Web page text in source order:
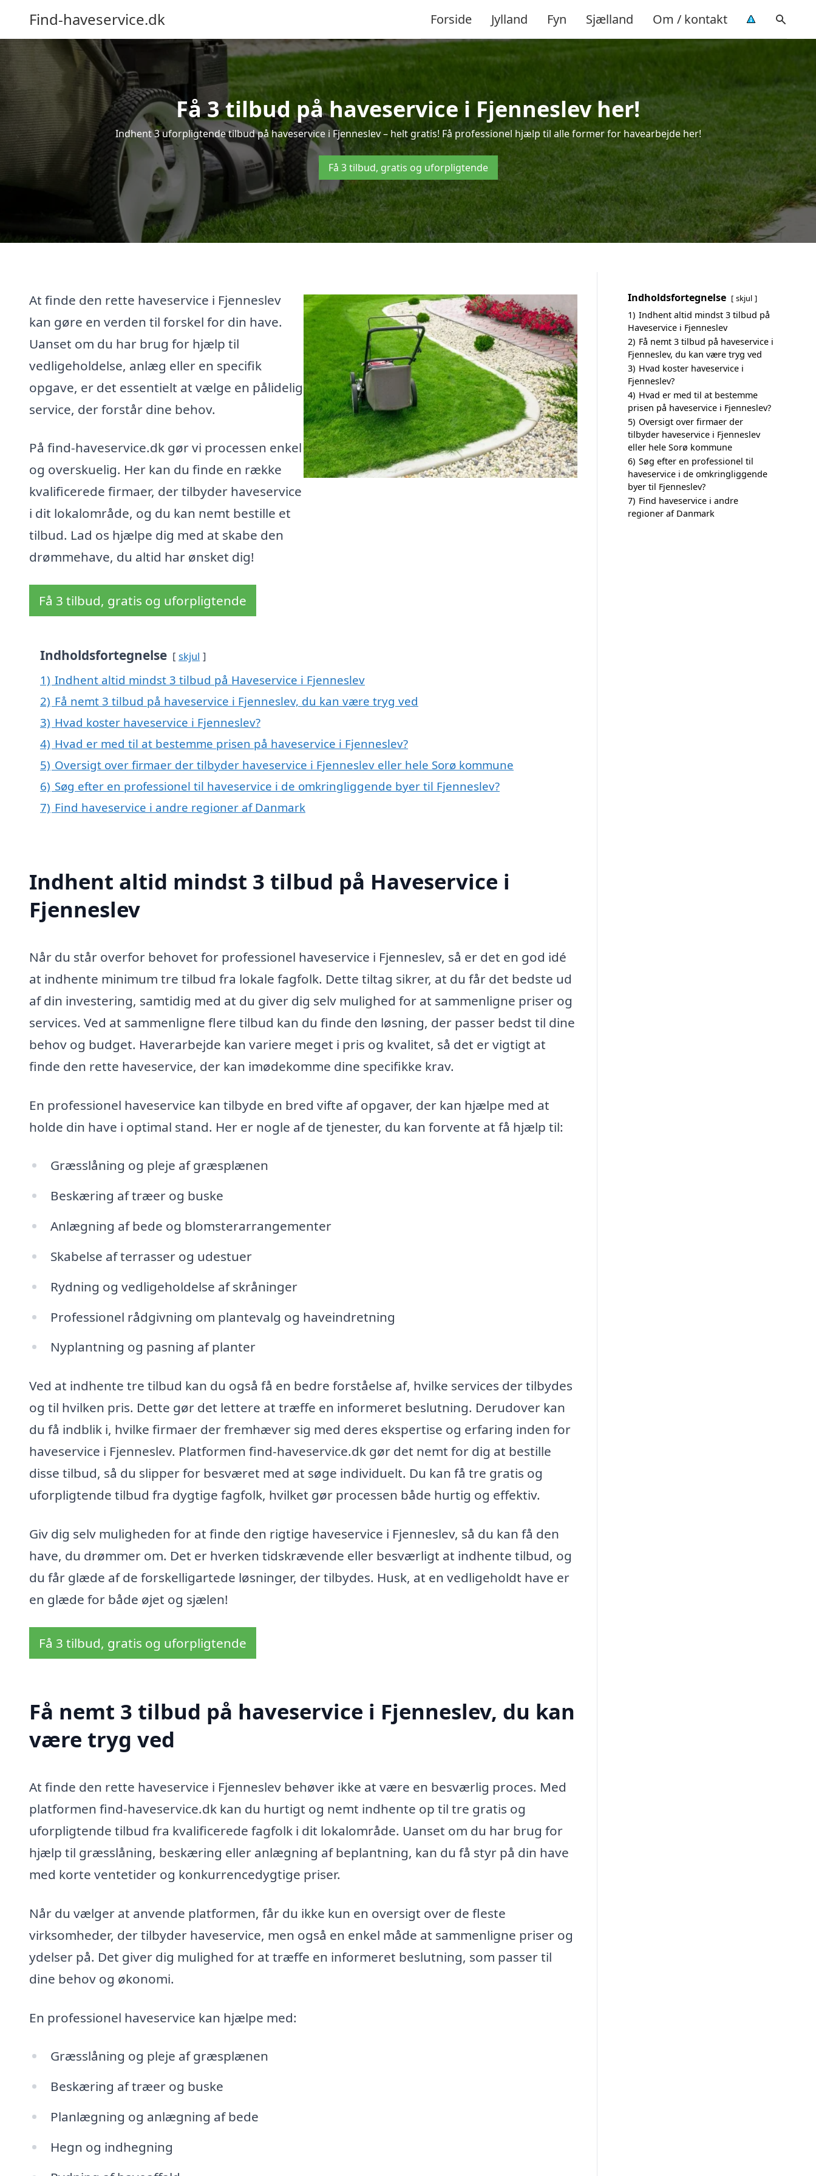
Find-haveservice.dk Forside Jylland Fyn Sjælland Om / kontakt
Få 3 tilbud på haveservice i Fjenneslev her!
Indhent 3 uforpligtende tilbud på haveservice i Fjenneslev – helt gratis! Få professionel hjælp til alle former for havearbejde her!
Få 3 tilbud, gratis og uforpligtende
At finde den rette haveservice i Fjenneslev
kan gøre en verden til forskel for din have.
Uanset om du har brug for hjælp til
vedligeholdelse, anlæg eller en specifik
opgave, er det essentielt at vælge en pålidelig
service, der forstår dine behov.
På find-haveservice.dk gør vi processen enkel
og overskuelig. Her kan du finde en række
kvalificerede firmaer, der tilbyder haveservice
i dit lokalområde, og du kan nemt bestille et
tilbud. Lad os hjælpe dig med at skabe den
drømmehave, du altid har ønsket dig!
Få 3 tilbud, gratis og uforpligtende
Indholdsfortegnelse skjul
1) Indhent altid mindst 3 tilbud på Haveservice i Fjenneslev
2) Få nemt 3 tilbud på haveservice i Fjenneslev, du kan være tryg ved
3) Hvad koster haveservice i Fjenneslev?
4) Hvad er med til at bestemme prisen på haveservice i Fjenneslev?
5) Oversigt over firmaer der tilbyder haveservice i Fjenneslev eller hele Sorø kommune
6) Søg efter en professionel til haveservice i de omkringliggende byer til Fjenneslev?
7) Find haveservice i andre regioner af Danmark
Indhent altid mindst 3 tilbud på Haveservice i
Fjenneslev
Når du står overfor behovet for professionel haveservice i Fjenneslev, så er det en god idé
at indhente minimum tre tilbud fra lokale fagfolk. Dette tiltag sikrer, at du får det bedste ud
af din investering, samtidig med at du giver dig selv mulighed for at sammenligne priser og
services. Ved at sammenligne flere tilbud kan du finde den løsning, der passer bedst til dine
behov og budget. Haverarbejde kan variere meget i pris og kvalitet, så det er vigtigt at
finde den rette haveservice, der kan imødekomme dine specifikke krav.
En professionel haveservice kan tilbyde en bred vifte af opgaver, der kan hjælpe med at
holde din have i optimal stand. Her er nogle af de tjenester, du kan forvente at få hjælp til:
Græsslåning og pleje af græsplænen
Beskæring af træer og buske
Anlægning af bede og blomsterarrangementer
Skabelse af terrasser og udestuer
Rydning og vedligeholdelse af skråninger
Professionel rådgivning om plantevalg og haveindretning
Nyplantning og pasning af planter
Ved at indhente tre tilbud kan du også få en bedre forståelse af, hvilke services der tilbydes
og til hvilken pris. Dette gør det lettere at træffe en informeret beslutning. Derudover kan
du få indblik i, hvilke firmaer der fremhæver sig med deres ekspertise og erfaring inden for
haveservice i Fjenneslev. Platformen find-haveservice.dk gør det nemt for dig at bestille
disse tilbud, så du slipper for besværet med at søge individuelt. Du kan få tre gratis og
uforpligtende tilbud fra dygtige fagfolk, hvilket gør processen både hurtig og effektiv.
Giv dig selv muligheden for at finde den rigtige haveservice i Fjenneslev, så du kan få den
have, du drømmer om. Det er hverken tidskrævende eller besværligt at indhente tilbud, og
du får glæde af de forskelligartede løsninger, der tilbydes. Husk, at en vedligeholdt have er
en glæde for både øjet og sjælen!
Få 3 tilbud, gratis og uforpligtende
Få nemt 3 tilbud på haveservice i Fjenneslev, du kan
være tryg ved
At finde den rette haveservice i Fjenneslev behøver ikke at være en besværlig proces. Med
platformen find-haveservice.dk kan du hurtigt og nemt indhente op til tre gratis og
uforpligtende tilbud fra kvalificerede fagfolk i dit lokalområde. Uanset om du har brug for
hjælp til græsslåning, beskæring eller anlægning af beplantning, kan du få styr på din have
med korte ventetider og konkurrencedygtige priser.
Når du vælger at anvende platformen, får du ikke kun en oversigt over de fleste
virksomheder, der tilbyder haveservice, men også en enkel måde at sammenligne priser og
ydelser på. Det giver dig mulighed for at træffe en informeret beslutning, som passer til
dine behov og økonomi.
En professionel haveservice kan hjælpe med:
Græsslåning og pleje af græsplænen
Beskæring af træer og buske
Planlægning og anlægning af bede
Hegn og indhegning
Indholdsfortegnelse skjul
1) Indhent altid mindst 3 tilbud på
Haveservice i Fjenneslev
2) Få nemt 3 tilbud på haveservice i
Fjenneslev, du kan være tryg ved
3) Hvad koster haveservice i
Fjenneslev?
4) Hvad er med til at bestemme
prisen på haveservice i Fjenneslev?
5) Oversigt over firmaer der
tilbyder haveservice i Fjenneslev
eller hele Sorø kommune
6) Søg efter en professionel til
haveservice i de omkringliggende
byer til Fjenneslev?
7) Find haveservice i andre
regioner af Danmark